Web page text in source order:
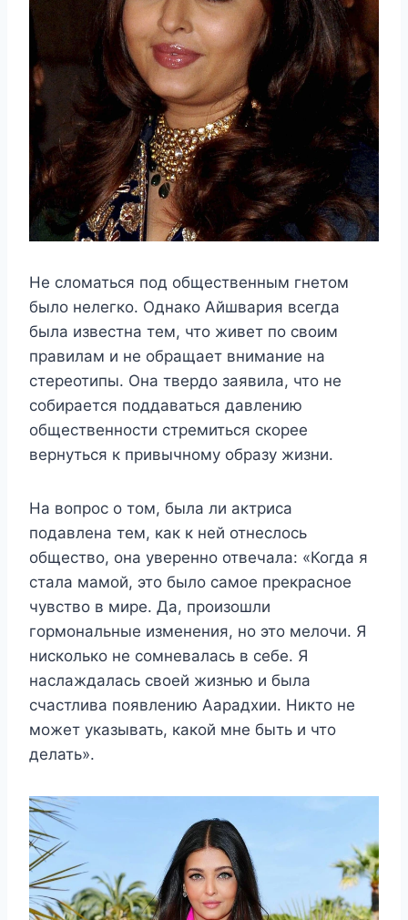
Не сломаться под общественным гнетом
было нелегко. Однако Айшвария всегда
была известна тем, что живет по своим
правилам и не обращает внимание на
стереотипы. Она твердо заявила, что не
собирается поддаваться давлению
общественности стремиться скорее
вернуться к привычному образу жизни.
На вопрос о том, была ли актриса
подавлена тем, как к ней отнеслось
общество, она уверенно отвечала: «Когда я
стала мамой, это было самое прекрасное
чувство в мире. Да, произошли
гормональные изменения, но это мелочи. Я
нисколько не сомневалась в себе. Я
наслаждалась своей жизнью и была
счастлива появлению Аарадхии. Никто не
может указывать, какой мне быть и что
делать».